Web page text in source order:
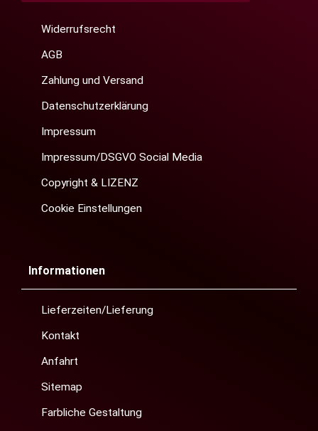
Widerrufsrecht
AGB
Zahlung und Versand
Datenschutzerklärung
Impressum
Impressum/DSGVO Social Media
Copyright & LIZENZ
Cookie Einstellungen
Informationen
Lieferzeiten/Lieferung
Kontakt
Anfahrt
Sitemap
Farbliche Gestaltung